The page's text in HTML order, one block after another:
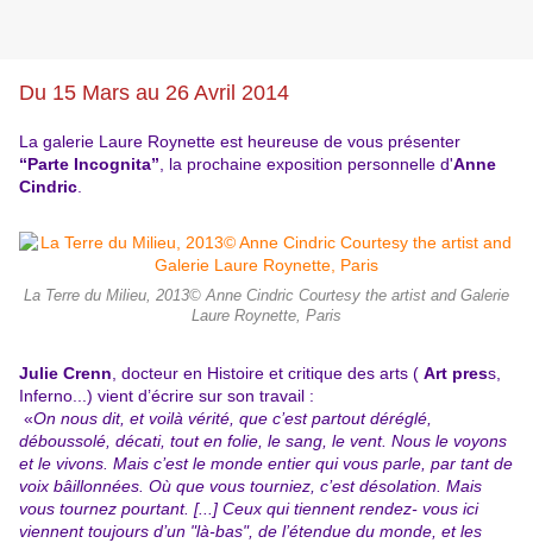
Du 15 Mars au 26 Avril 2014
La galerie Laure Roynette est heureuse de vous présenter
“Parte Incognita” , la prochaine exposition personnelle d'Anne
Cindric
La Terre du Milieu, 2013© Anne Cindric Courtesy the artist and Galerie
Laure Roynette, Paris
Julie Crenn , docteur en Histoire et critique des arts ( Art press,
Inferno...) vient d’écrire sur son travail :
«On nous dit, et voilà vérité, que c’est partout déréglé,
déboussolé, décati, tout en folie, le sang, le vent. Nous le voyons
et le vivons. Mais c’est le monde entier qui vous parle, par tant de
voix bâillonnées. Où que vous tourniez, c’est désolation. Mais
vous tournez pourtant. [...] Ceux qui tiennent rendez- vous ici
viennent toujours d’un "là-bas", de l’étendue du monde, et les